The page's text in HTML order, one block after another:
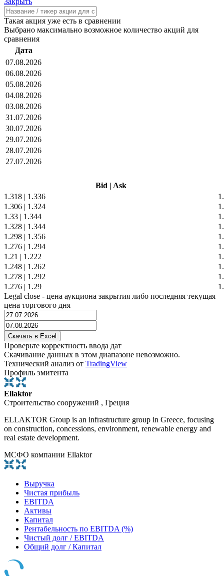
Такая акция уже есть в сравнении
Выбрано максимально возможное количество акций для
сравнения
Дата
07.08.2026
06.08.2026
05.08.2026
04.08.2026
03.08.2026
31.07.2026
30.07.2026
29.07.2026
28.07.2026
27.07.2026
Bid | Ask
1.318 | 1.336
1.306 | 1.324
1.33 | 1.344
1.328 | 1.344
1.298 | 1.356
1.276 | 1.294
1.21 | 1.222
1.248 | 1.262
1.278 | 1.292
1.276 | 1.29
Legal close - цена аукциона закрытия либо последняя текущая
цена торгового дня
Проверьте корректность ввода дат
Скачивание данных в этом диапазоне невозможно.
Технический анализ от TradingView
Профиль эмитента
Ellaktor
Строительство сооружений , Греция
ELLAKTOR Group is an infrastructure group in Greece, focusing
on construction, concessions, environment, renewable energy and
real estate development.
МСФО компании Ellaktor
Выручка
Чистая прибыль
EBITDA
Активы
Капитал
Рентабельность по EBITDA (%)
Чистый долг / EBITDA
Общий долг / Капитал